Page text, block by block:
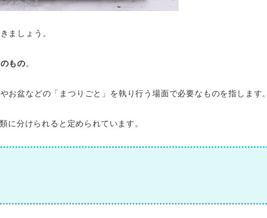
ましょう。
もの。
お盆などの「まつりごと」を執り行う場面で必要なものを指します。
に分けられると定められています。